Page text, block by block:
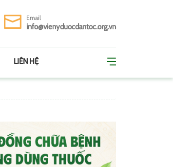
Email
info@vienyduocdantoc.org.vn
LIÊN HỆ